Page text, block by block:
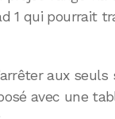
1 qui pourrait
aux seuls
avec une